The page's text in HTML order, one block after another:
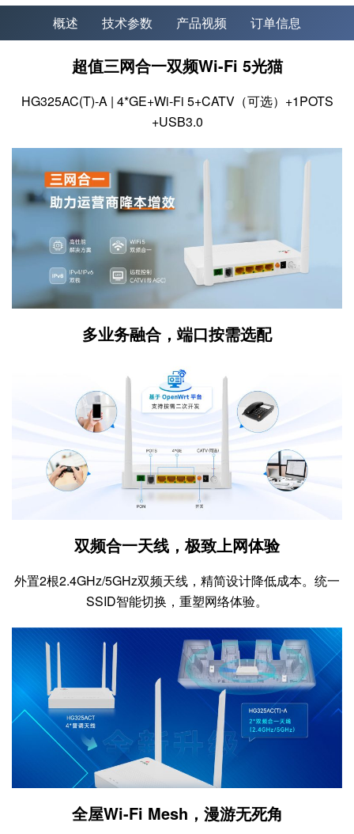
概述 技术参数 产品视频 订单信息
超值三网合一双频Wi-Fi 5光猫
HG325AC(T)-A | 4*GE+Wi-Fi 5+CATV（可选）+1POTS
+USB3.0
多业务融合，端口按需选配
双频合一天线，极致上网体验
外置2根2.4GHz/5GHz双频天线，精简设计降低成本。统一
SSID智能切换，重塑网络体验。
全屋Wi-Fi Mesh，漫游无死角